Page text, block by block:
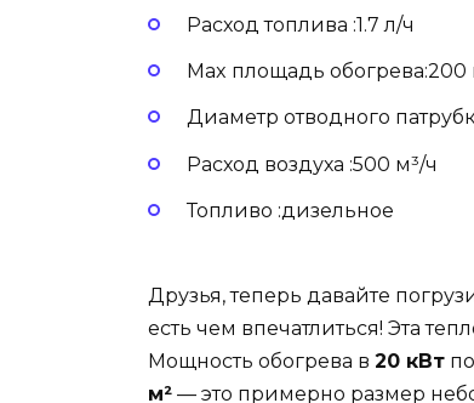
Расход топлива :1.7 л/ч
Max площадь обогрева:200
Диаметр отводного
Расход воздуха :500 м³/ч
Топливо :дизельное
Друзья, теперь давайте
есть чем впечатлиться! Эта
Мощность обогрева в 20 кВт
м² — это примерно размер